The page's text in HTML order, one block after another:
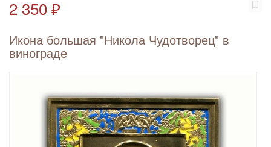
2 350 ₽
Икона большая "Никола Чудотворец" в
винограде